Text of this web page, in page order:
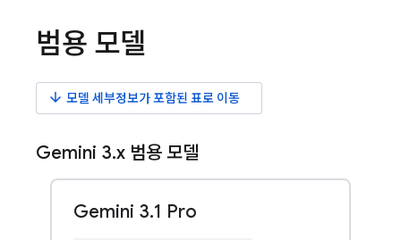
범용 모델
arrow_downward 모델 세부정보가 포함된 표로 이동
Gemini 3.x 범용 모델
Gemini 3.1 Pro